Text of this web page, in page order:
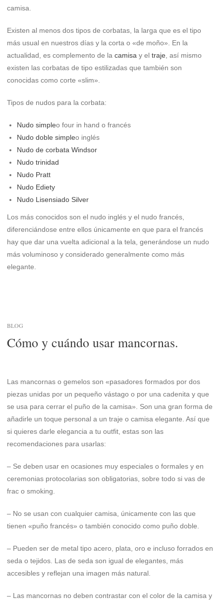
camisa.
Existen al menos dos tipos de corbatas, la larga que es el tipo
más usual en nuestros días y la corta o «de moño». En la
actualidad, es complemento de la camisa y el traje , así mismo
existen las corbatas de tipo estilizadas que también son
conocidas como corte «slim».
Tipos de nudos para la corbata:
Nudo simpleo four in hand o francés
Nudo doble simpleo inglés
Nudo de corbata Windsor
Nudo trinidad
Nudo Pratt
Nudo Ediety
Nudo Lisensiado Silver
Los más conocidos son el nudo inglés y el nudo francés,
diferenciándose entre ellos únicamente en que para el francés
hay que dar una vuelta adicional a la tela, generándose un nudo
más voluminoso y considerado generalmente como más
elegante.
BLOG
Cómo y cuándo usar mancornas.
Las mancornas o gemelos son «pasadores formados por dos
piezas unidas por un pequeño vástago o por una cadenita y que
se usa para cerrar el puño de la camisa». Son una gran forma de
añadirle un toque personal a un traje o camisa elegante. Así que
si quieres darle elegancia a tu outfit, estas son las
recomendaciones para usarlas:
– Se deben usar en ocasiones muy especiales o formales y en
ceremonias protocolarias son obligatorias, sobre todo si vas de
frac o smoking.
– No se usan con cualquier camisa, únicamente con las que
tienen «puño francés» o también conocido como puño doble.
– Pueden ser de metal tipo acero, plata, oro e incluso forrados en
seda o tejidos. Las de seda son igual de elegantes, más
accesibles y reflejan una imagen más natural.
– Las mancornas no deben contrastar con el color de la camisa y